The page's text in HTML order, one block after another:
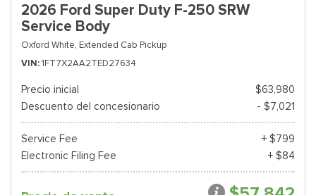
2026 Ford Super Duty F-250 SRW
Service Body
Oxford White, Extended Cab Pickup
VIN 1FT7X2AA2TED27634
Precio inicial
$63,980
Descuento del concesionario
- $7,021
Service Fee
+ $799
Electronic Filing Fee
+ $84